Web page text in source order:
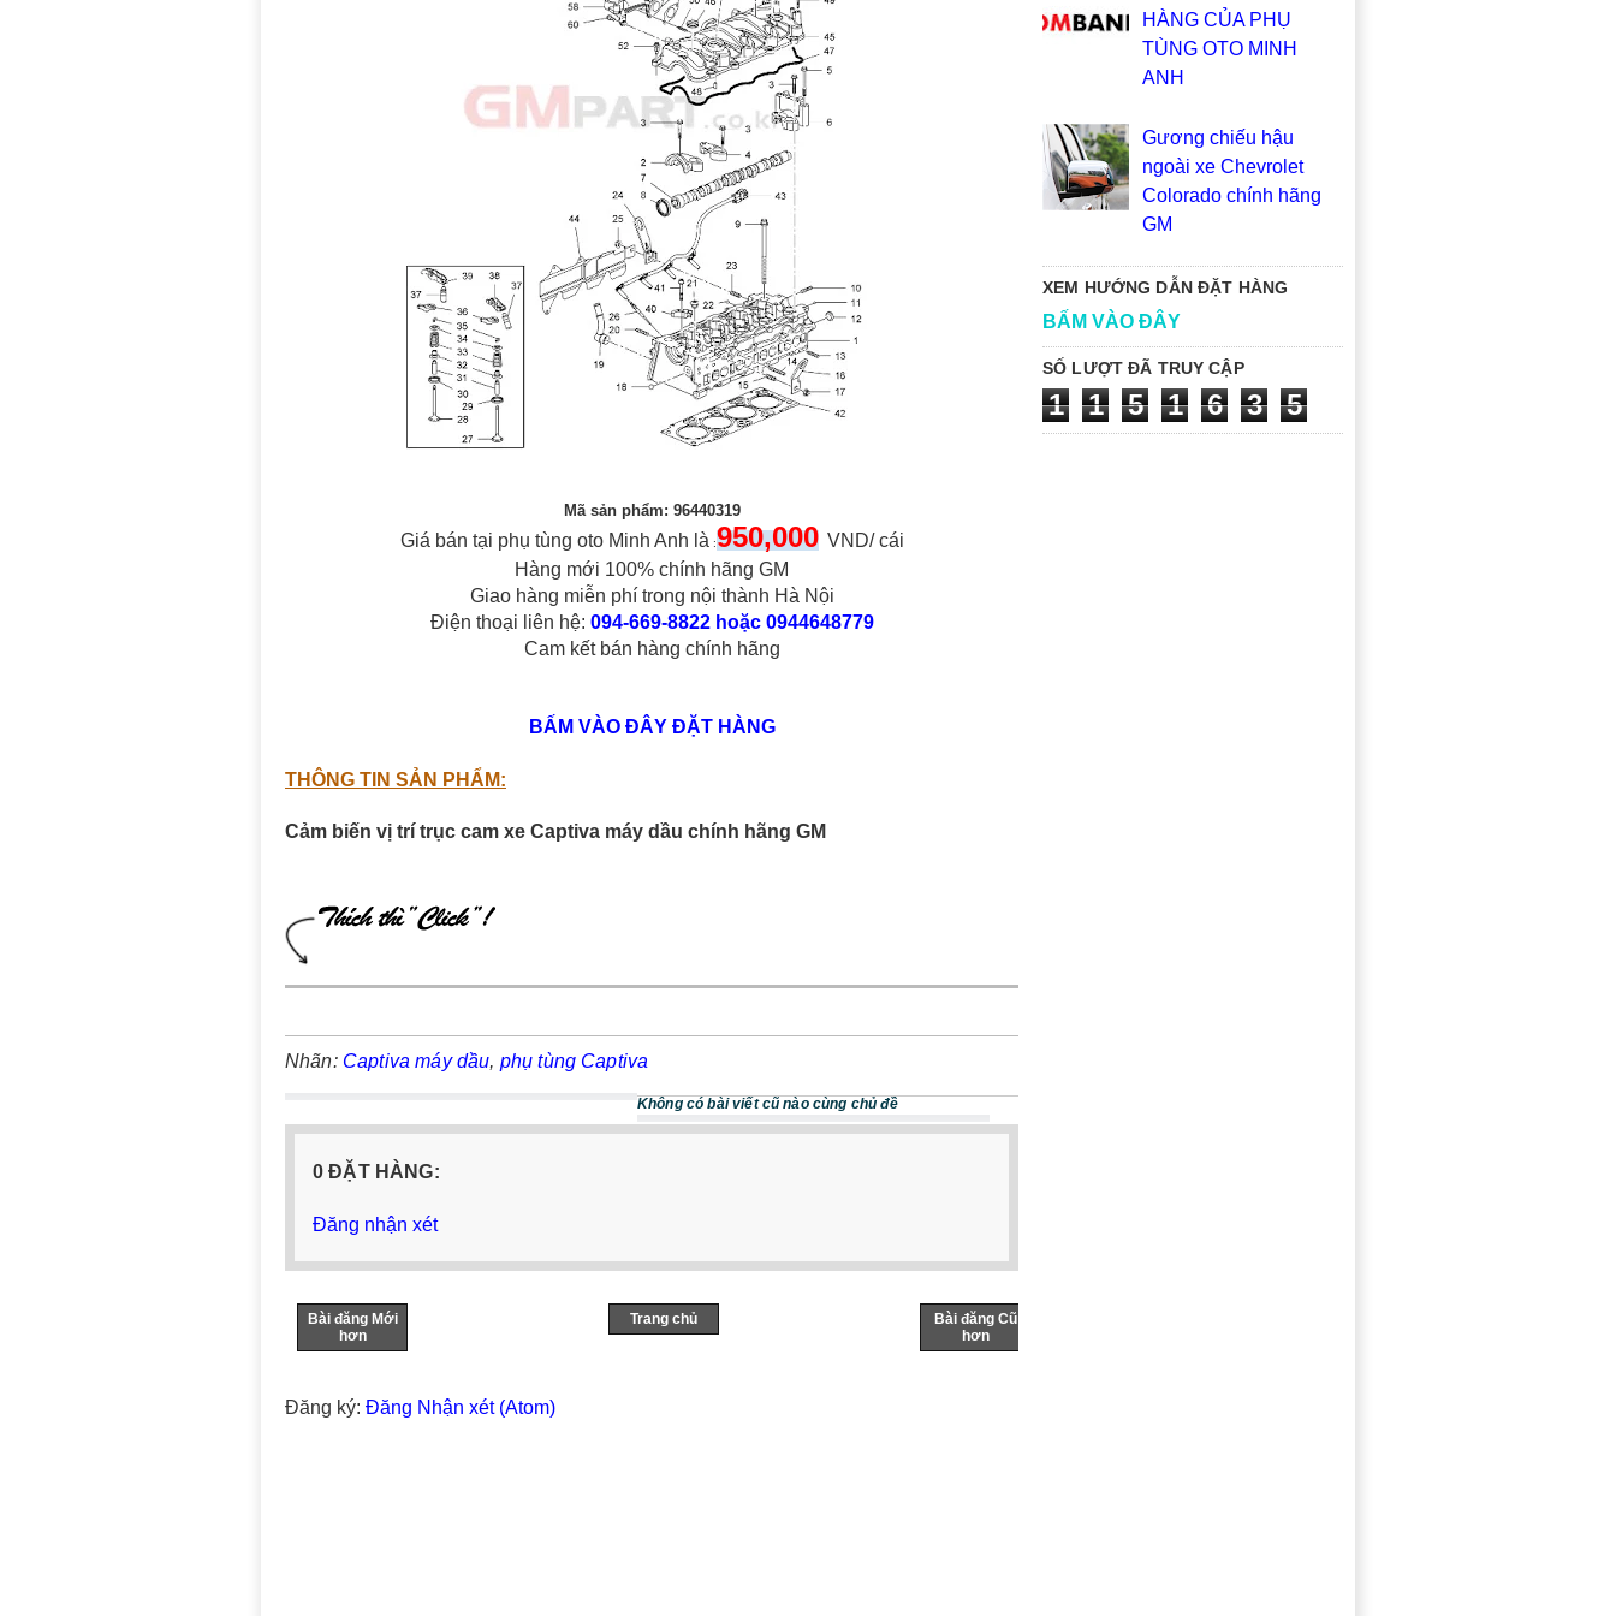
Mã sản phẩm: 96440319
Giá bán tại phụ tùng oto Minh Anh là :950,000 VND/ cái
Hàng mới 100% chính hãng GM
Giao hàng miễn phí trong nội thành Hà Nội
Điện thoại liên hệ: 094-669-8822 hoặc 0944648779
Cam kết bán hàng chính hãng
BẤM VÀO ĐÂY ĐẶT HÀNG
THÔNG TIN SẢN PHẨM:
Cảm biến vị trí trục cam xe Captiva máy dầu chính hãng GM
Nhãn: Captiva máy dầu, phụ tùng Captiva
Không có bài viết cũ nào cùng chủ đề
0 ĐẶT HÀNG:
Đăng nhận xét
Bài đăng Mới
hơn
Bài đăng Cũ
hơn
Trang chủ
Đăng ký: Đăng Nhận xét (Atom)
HÀNG CỦA PHỤ
TÙNG OTO MINH
ANH
Gương chiếu hậu
ngoài xe Chevrolet
Colorado chính hãng
GM
XEM HƯỚNG DẪN ĐẶT HÀNG
BẤM VÀO ĐÂY
SỐ LƯỢT ĐÃ TRUY CẬP
1 1 5 1 6 3 5